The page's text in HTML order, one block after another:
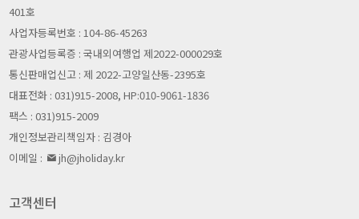
401호
사업자등록번호 : 104-86-45263
관광사업등록증 : 국내외여행업 제2022-000029호
통신판매업신고 : 제 2022-고양일산동-2395호
대표전화 : 031)915-2008, HP:010-9061-1836
팩스 : 031)915-2009
개인정보관리책임자 : 김경아
이메일 :
jh@jholiday.kr
고객센터